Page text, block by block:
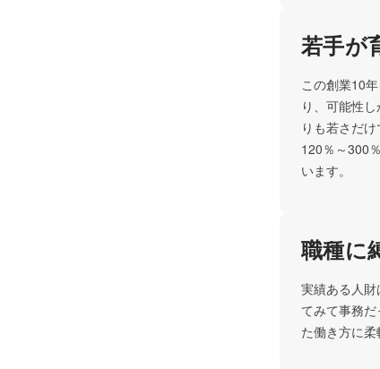
若手が
この創業10
り、可能性
りも若さだ
120％～300
います。
職種に
実績ある人
てみて事務
た働き方に柔